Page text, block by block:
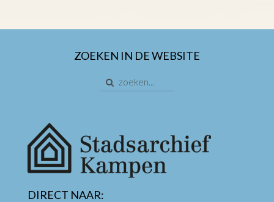
ZOEKEN IN DE WEBSITE
DIRECT NAAR: